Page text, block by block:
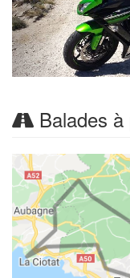
Balades